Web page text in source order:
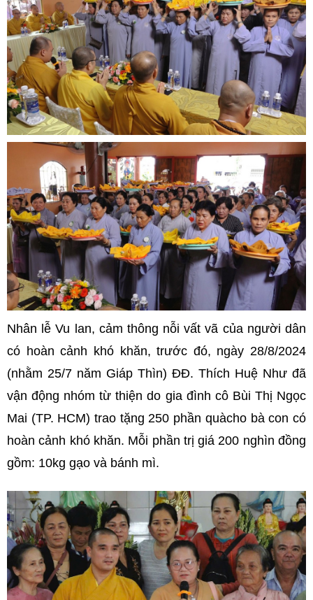
Nhân lễ Vu lan, cảm thông nỗi vất vã của người dân
có hoàn cảnh khó khăn, trước đó, ngày 28/8/2024
(nhằm 25/7 năm Giáp Thìn) ĐĐ. Thích Huệ Như đã
vận động nhóm từ thiện do gia đình cô Bùi Thị Ngọc
Mai (TP. HCM) trao tặng 250 phần quàcho bà con có
hoàn cảnh khó khăn. Mỗi phần trị giá 200 nghìn đồng
gồm: 10kg gạo và bánh mì.